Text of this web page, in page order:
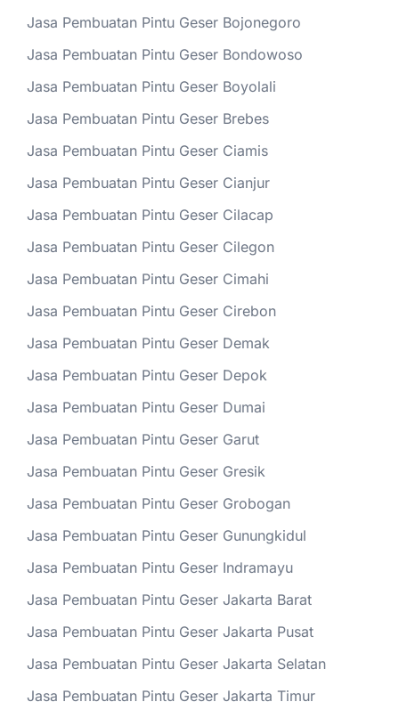
Jasa Pembuatan Pintu Geser Bojonegoro
Jasa Pembuatan Pintu Geser Bondowoso
Jasa Pembuatan Pintu Geser Boyolali
Jasa Pembuatan Pintu Geser Brebes
Jasa Pembuatan Pintu Geser Ciamis
Jasa Pembuatan Pintu Geser Cianjur
Jasa Pembuatan Pintu Geser Cilacap
Jasa Pembuatan Pintu Geser Cilegon
Jasa Pembuatan Pintu Geser Cimahi
Jasa Pembuatan Pintu Geser Cirebon
Jasa Pembuatan Pintu Geser Demak
Jasa Pembuatan Pintu Geser Depok
Jasa Pembuatan Pintu Geser Dumai
Jasa Pembuatan Pintu Geser Garut
Jasa Pembuatan Pintu Geser Gresik
Jasa Pembuatan Pintu Geser Grobogan
Jasa Pembuatan Pintu Geser Gunungkidul
Jasa Pembuatan Pintu Geser Indramayu
Jasa Pembuatan Pintu Geser Jakarta Barat
Jasa Pembuatan Pintu Geser Jakarta Pusat
Jasa Pembuatan Pintu Geser Jakarta Selatan
Jasa Pembuatan Pintu Geser Jakarta Timur